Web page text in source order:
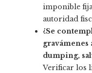
imponible
autoridad
¿Se
dumping,
Verificar los